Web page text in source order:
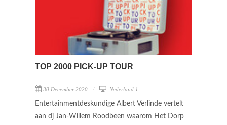
TOP 2000 PICK-UP TOUR
30 December 2020 Nederland 1
Entertainmentdeskundige Albert Verlinde vertelt
aan dj Jan-Willem Roodbeen waarom Het Dorp